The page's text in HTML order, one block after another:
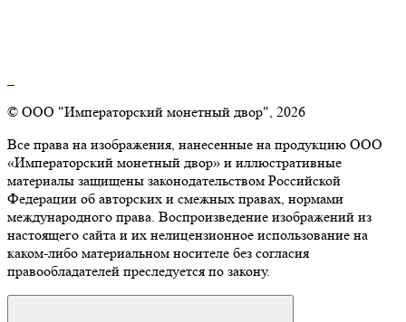
© ООО "Императорский монетный двор", 2026
Все права на изображения, нанесенные на продукцию ООО
«Императорский монетный двор» и иллюстративные
материалы защищены законодательством Российской
Федерации об авторских и смежных правах, нормами
международного права. Воспроизведение изображений из
настоящего сайта и их нелицензионное использование на
каком-либо материальном носителе без согласия
правообладателей преследуется по закону.